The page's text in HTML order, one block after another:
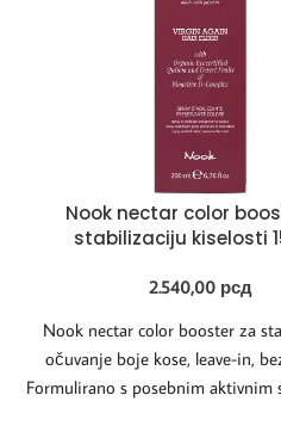
Nook nectar color
stabilizaciju kiselosti
2.540,00 рсд
Nook nectar color booster za
očuvanje boje kose, leave-in,
Formulirano s posebnim aktivnim